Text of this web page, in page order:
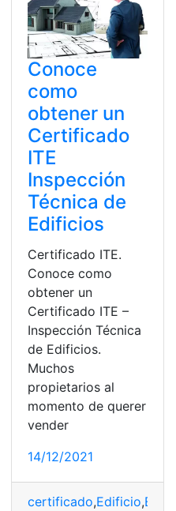
Inspeccion
Conoce
como
obtener un
Certificado
ITE
Inspección
Técnica de
Edificios
Certificado ITE.
Conoce como
obtener un
Certificado ITE –
Inspección Técnica
de Edificios.
Muchos
propietarios al
momento de querer
vender
14/12/2021
certificado,Edificio,